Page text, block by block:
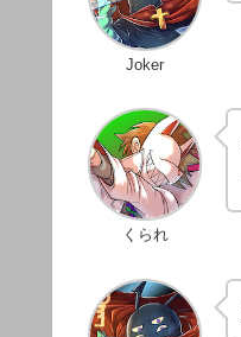
Joker
くられ